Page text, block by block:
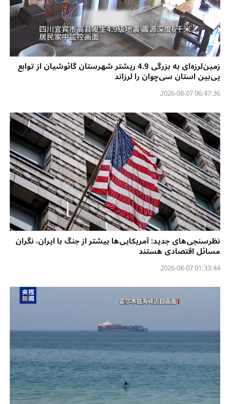
زمین‌لرزه‌ای به بزرگی 4.9 ریشتر شهرستان گائوشیان از توابع
یی‌بین استان سی‌چوان را لرزاند
06:47:36 2026-08-07
نظرسنجی‌‌های جدید: آمریکایی‌ها بیشتر از جنگ با ایران، نگران
مسائل اقتصادی هستند
01:33:44 2026-08-07